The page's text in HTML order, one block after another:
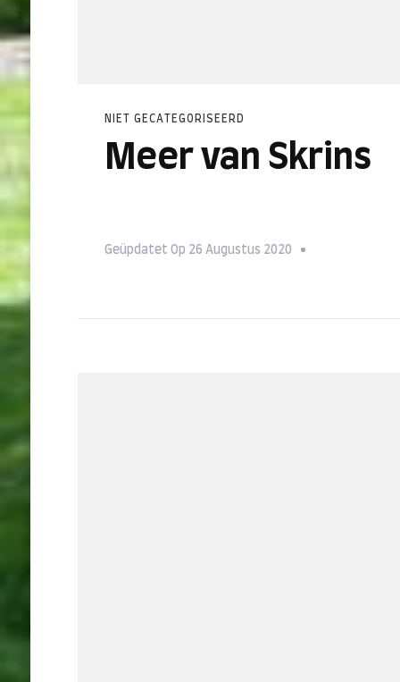
NIET GECATEGORISEERD
Meer van Skrins
Geüpdatet Op 26 Augustus 2020